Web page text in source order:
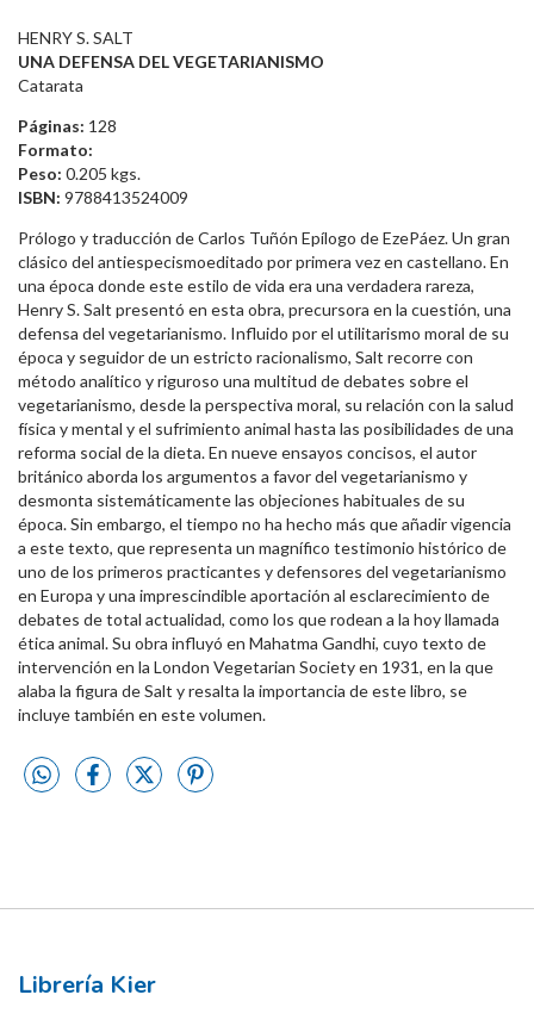
HENRY S. SALT
UNA DEFENSA DEL VEGETARIANISMO
Catarata
Páginas: 128
Formato:
Peso: 0.205 kgs.
ISBN: 9788413524009
Prólogo y traducción de Carlos Tuñón Epílogo de EzePáez. Un gran
clásico del antiespecismoeditado por primera vez en castellano. En
una época donde este estilo de vida era una verdadera rareza,
Henry S. Salt presentó en esta obra, precursora en la cuestión, una
defensa del vegetarianismo. Influido por el utilitarismo moral de su
época y seguidor de un estricto racionalismo, Salt recorre con
método analítico y riguroso una multitud de debates sobre el
vegetarianismo, desde la perspectiva moral, su relación con la salud
física y mental y el sufrimiento animal hasta las posibilidades de una
reforma social de la dieta. En nueve ensayos concisos, el autor
británico aborda los argumentos a favor del vegetarianismo y
desmonta sistemáticamente las objeciones habituales de su
época. Sin embargo, el tiempo no ha hecho más que añadir vigencia
a este texto, que representa un magnífico testimonio histórico de
uno de los primeros practicantes y defensores del vegetarianismo
en Europa y una imprescindible aportación al esclarecimiento de
debates de total actualidad, como los que rodean a la hoy llamada
ética animal. Su obra influyó en Mahatma Gandhi, cuyo texto de
intervención en la London Vegetarian Society en 1931, en la que
alaba la figura de Salt y resalta la importancia de este libro, se
incluye también en este volumen.
Librería Kier